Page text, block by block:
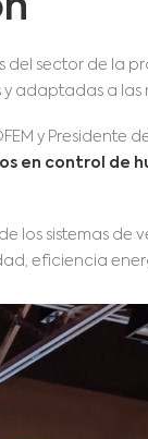
del sector de
adaptadas a
y Presidente
en control de
los sistemas
eficiencia